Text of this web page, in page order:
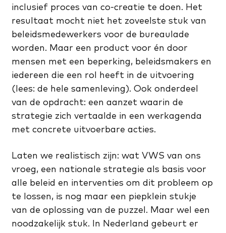
inclusief proces van co-creatie te doen. Het
resultaat mocht niet het zoveelste stuk van
beleidsmedewerkers voor de bureaulade
worden. Maar een product voor én door
mensen met een beperking, beleidsmakers en
iedereen die een rol heeft in de uitvoering
(lees: de hele samenleving). Ook onderdeel
van de opdracht: een aanzet waarin de
strategie zich vertaalde in een werkagenda
met concrete uitvoerbare acties.
Laten we realistisch zijn: wat VWS van ons
vroeg, een nationale strategie als basis voor
alle beleid en interventies om dit probleem op
te lossen, is nog maar een piepklein stukje
van de oplossing van de puzzel. Maar wel een
noodzakelijk stuk. In Nederland gebeurt er